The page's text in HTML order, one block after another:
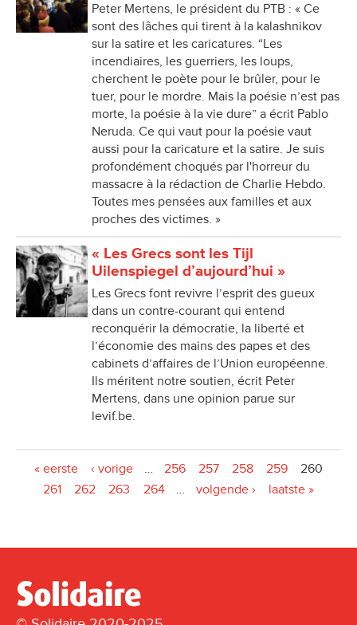
Peter Mertens, le président du PTB : « Ce
sont des lâches qui tirent à la kalashnikov
sur la satire et les caricatures. “Les
incendiaires, les guerriers, les loups,
cherchent le poète pour le brûler, pour le
tuer, pour le mordre. Mais la poésie n’est pas
morte, la poésie à la vie dure” a écrit Pablo
Neruda. Ce qui vaut pour la poésie vaut
aussi pour la caricature et la satire. Je suis
profondément choqués par l'horreur du
massacre à la rédaction de Charlie Hebdo.
Toutes mes pensées aux familles et aux
proches des victimes. »
« Les Grecs sont les Tijl
Uilenspiegel d’aujourd’hui »
Les Grecs font revivre l’esprit des gueux
dans un contre-courant qui entend
reconquérir la démocratie, la liberté et
l’économie des mains des papes et des
cabinets d’affaires de l’Union européenne.
Ils méritent notre soutien, écrit Peter
Mertens, dans une opinion parue sur
levif.be.
« eerste ‹ vorige … 256 257 258 259
260
261
262 263 264 … volgende › laatste »